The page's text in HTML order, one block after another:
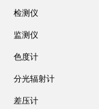
检测仪
监测仪
色度计
分光辐射计
差压计